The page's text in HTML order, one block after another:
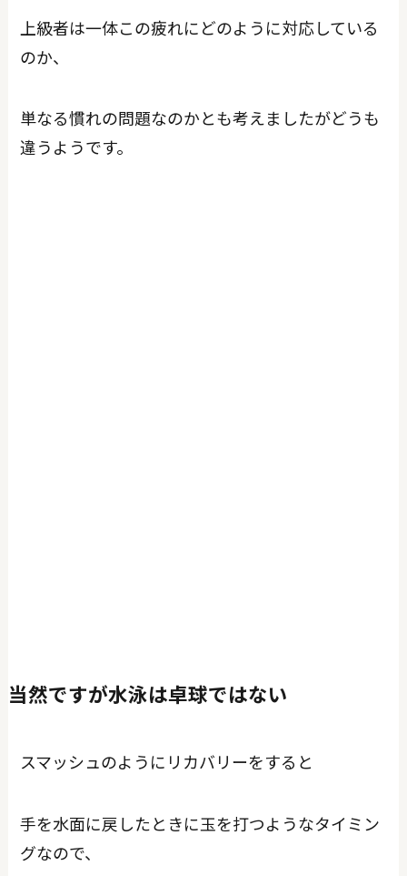
上級者は一体この疲れにどのように対応している
のか、
単なる慣れの問題なのかとも考えましたがどうも
違うようです。
当然ですが水泳は卓球ではない
スマッシュのようにリカバリーをすると
手を水面に戻したときに玉を打つようなタイミン
グなので、